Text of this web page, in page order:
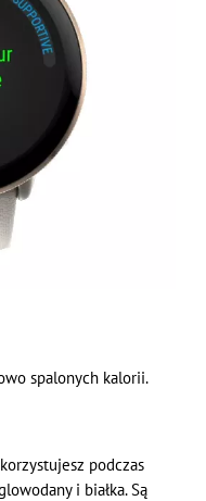
spalonych kalorii.
podczas
i białka. Są